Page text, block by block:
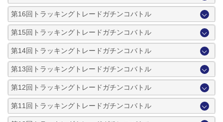
第16回トラッキングトレードガチンコバトル
第15回トラッキングトレードガチンコバトル
第14回トラッキングトレードガチンコバトル
第13回トラッキングトレードガチンコバトル
第12回トラッキングトレードガチンコバトル
第11回トラッキングトレードガチンコバトル